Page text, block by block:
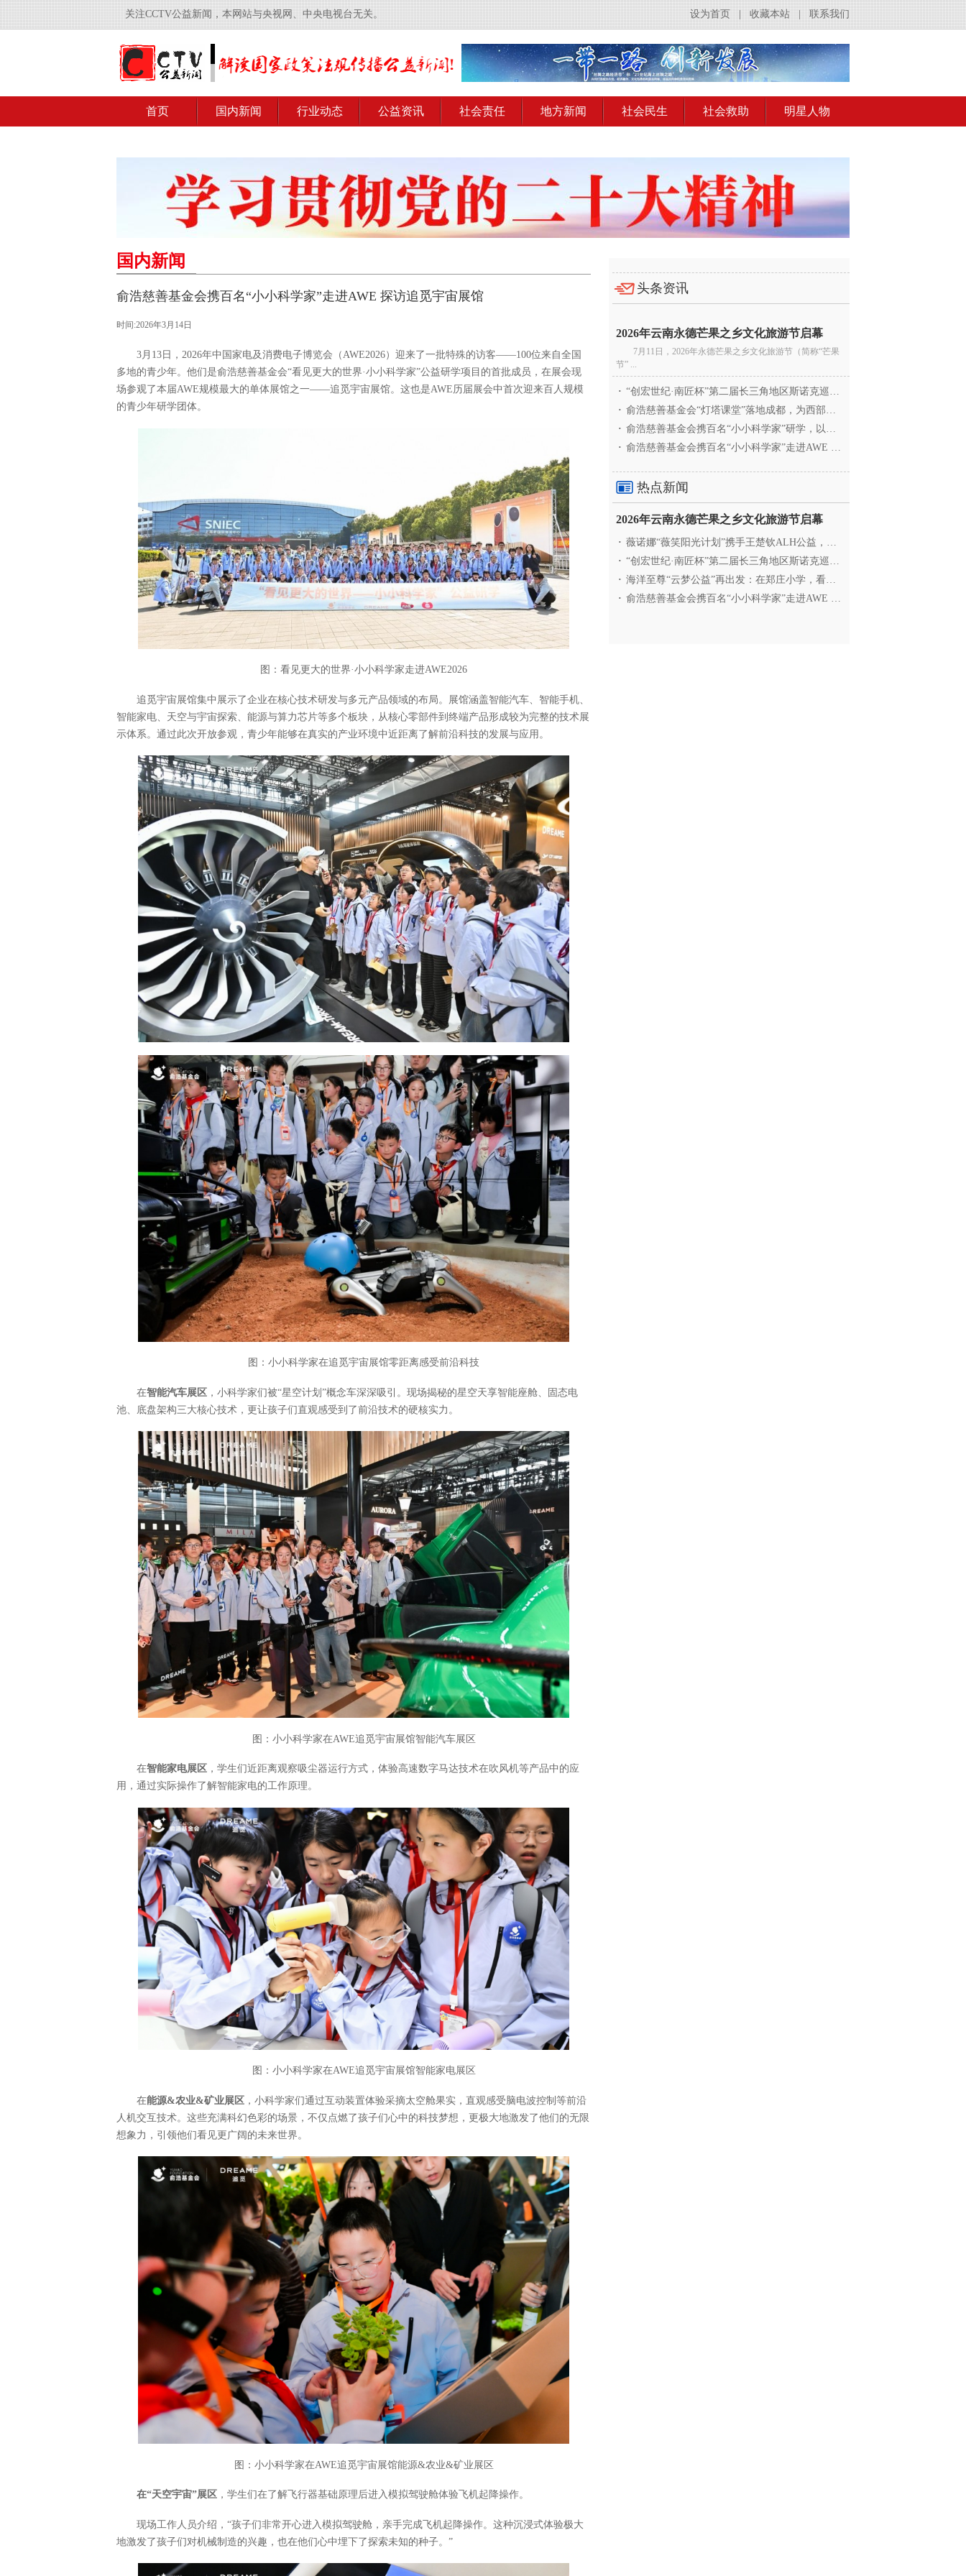
关注CCTV公益新闻，本网站与央视网、中央电视台无关。 联系我们
收藏本站
设为首页
首页 国内新闻 行业动态 公益资讯 社会责任 地方新闻 社会民生 社会救助 明星人物
国内新闻
俞浩慈善基金会携百名“小小科学家”走进AWE 探访追觅宇宙展馆
时间:2026年3月14日
3月13日，2026年中国家电及消费电子博览会（AWE2026）迎来了一批特殊的访客——100位来自全国
多地的青少年。他们是俞浩慈善基金会“看见更大的世界·小小科学家”公益研学项目的首批成员，在展会现
场参观了本届AWE规模最大的单体展馆之一——追觅宇宙展馆。这也是AWE历届展会中首次迎来百人规模
的青少年研学团体。
图：看见更大的世界·小小科学家走进AWE2026
追觅宇宙展馆集中展示了企业在核心技术研发与多元产品领域的布局。展馆涵盖智能汽车、智能手机、
智能家电、天空与宇宙探索、能源与算力芯片等多个板块，从核心零部件到终端产品形成较为完整的技术展
示体系。通过此次开放参观，青少年能够在真实的产业环境中近距离了解前沿科技的发展与应用。
图：小小科学家在追觅宇宙展馆零距离感受前沿科技
在智能汽车展区 ，小科学家们被“星空计划”概念车深深吸引。现场揭秘的星空天享智能座舱、固态电
池、底盘架构三大核心技术，更让孩子们直观感受到了前沿技术的硬核实力。
图：小小科学家在AWE追觅宇宙展馆智能汽车展区
在智能家电展区 ，学生们近距离观察吸尘器运行方式，体验高速数字马达技术在吹风机等产品中的应
用，通过实际操作了解智能家电的工作原理。
图：小小科学家在AWE追觅宇宙展馆智能家电展区
在能源&农业&矿业展区 ，小科学家们通过互动装置体验采摘太空舱果实，直观感受脑电波控制等前沿
人机交互技术。这些充满科幻色彩的场景，不仅点燃了孩子们心中的科技梦想，更极大地激发了他们的无限
想象力，引领他们看见更广阔的未来世界。
图：小小科学家在AWE追觅宇宙展馆能源&农业&矿业展区
在“天空宇宙”展区 ，学生们在了解飞行器基础原理后进入模拟驾驶舱体验飞机起降操作。
现场工作人员介绍，“孩子们非常开心进入模拟驾驶舱，亲手完成飞机起降操作。这种沉浸式体验极大
地激发了孩子们对机械制造的兴趣，也在他们心中埋下了探索未知的种子。”
头条资讯
2026年云南永德芒果之乡文化旅游节启幕
7月11日，2026年永德芒果之乡文化旅游节（简称“芒果
节” ...
· “创宏世纪·南匠杯”第二届长三角地区斯诺克巡回赛（江
· 俞浩慈善基金会“灯塔课堂”落地成都，为西部学子搭建
· 俞浩慈善基金会携百名“小小科学家”研学，以顶尖科创
· 俞浩慈善基金会携百名“小小科学家”走进AWE 探访追觅
热点新闻
2026年云南永德芒果之乡文化旅游节启幕
· 薇诺娜“薇笑阳光计划”携手王楚钦ALH公益，助力高原乒
· “创宏世纪·南匠杯”第二届长三角地区斯诺克巡回赛（江
· 海洋至尊“云梦公益”再出发：在郑庄小学，看见向善的
· 俞浩慈善基金会携百名“小小科学家”走进AWE 探访追觅